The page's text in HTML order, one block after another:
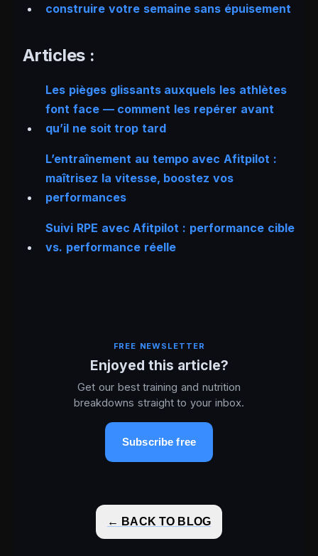
construire votre semaine sans épuisement
Articles :
Les pièges glissants auxquels les athlètes
font face — comment les repérer avant
qu’il ne soit trop tard
L’entraînement au tempo avec Afitpilot :
maîtrisez la vitesse, boostez vos
performances
Suivi RPE avec Afitpilot : performance cible
vs. performance réelle
FREE NEWSLETTER
Enjoyed this article?
Get our best training and nutrition
breakdowns straight to your inbox.
Subscribe free
← BACK TO BLOG